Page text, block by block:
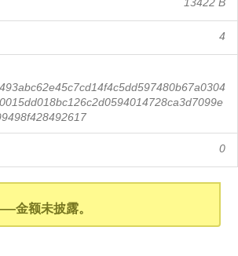
13422 B
4
0
金额未披露。